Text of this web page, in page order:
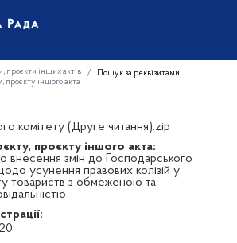
проєкти інших актів
Пошук за реквізитами
проєкту іншого акта
комітету (Друге читання).zip
проєкту іншого акта:
внесення змін до Господарського
усунення правових колізій у
товариств з обмеженою та